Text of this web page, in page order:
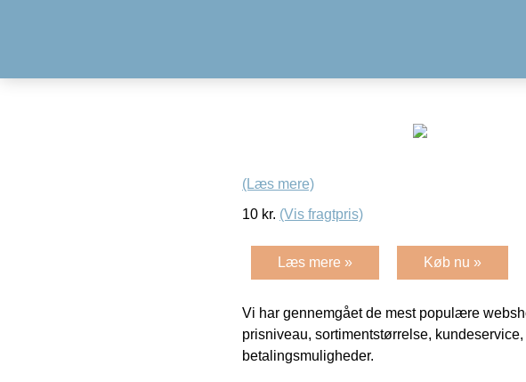
(Læs mere)
10 kr. (Vis fragtpris)
Læs mere » Køb nu »
Vi har gennemgået de mest populære
prisniveau, sortimentstørrelse,
betalingsmuligheder.